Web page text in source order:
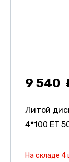
9 540
Литой
4*100 ET
На складе 4